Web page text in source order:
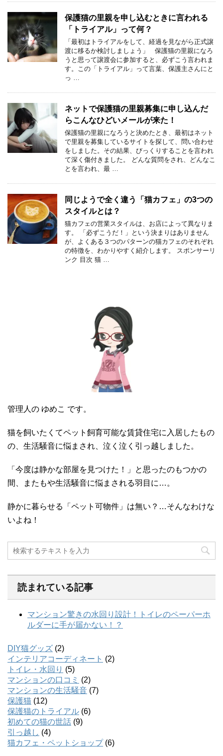
保護猫の里親を申し込むときに言われる
「トライアル」って何？
「最初はトライアルをして、経過を見ながら正式譲
渡に移るか検討しましょう」 保護猫の里親になろ
うと思って譲渡会に参加すると、必ずこう言われま
す。この「トライアル」って言葉、保護主さんにと
っ …
ネットで保護猫の里親募集に申し込んだ
らこんなひどいメールが来た！
保護猫の里親になろうと決めたとき、最初はネット
で里親を募集しているサイトを探して、問い合わせ
をしました。その結果、びっくりすることを言われ
て深く傷付きました。 どんな質問をされ、どんなこ
とを言われ、最 …
同じようで全く違う「猫カフェ」の3つの
スタイルとは？
猫カフェの営業スタイルは、お店によって異なりま
す。 「必ずこうだ！」という決まりはありません
が、よくある３つのパターンの猫カフェのそれぞれ
の特徴を、わかりやすく紹介します。 スポンサーリ
ンク 目次 猫 …
管理人の ゆめこ です。
猫を飼いたくてペット飼育可能な賃貸住宅に入居したもの
の、生活騒音に悩まされ、泣く泣く引っ越しました。
「今度は静かな部屋を見つけた！」と思ったのもつかの
間、またもや生活騒音に悩まされる羽目に…。
静かに暮らせる「ペット可物件」は無い？…そんなわけな
いよね！
読まれている記事
DIY猫グッズ (2)
インテリアコーディネート (2)
トイレ・水回り (5)
マンションの口コミ (2)
マンションの生活騒音 (7)
保護猫 (12)
保護猫のトライアル (6)
初めての猫の世話 (9)
引っ越し (4)
猫カフェ・ペットショップ(6)